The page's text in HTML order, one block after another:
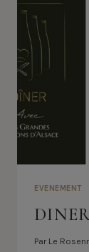
EVENEMENT
Par Le